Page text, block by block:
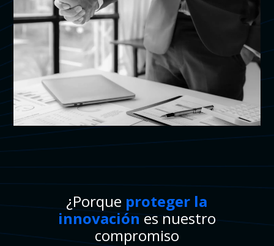
¿Porque proteger la
innovación es nuestro
compromiso